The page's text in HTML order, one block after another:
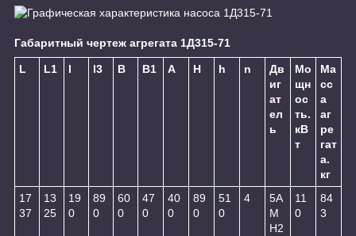
Габаритный чертеж агрегата 1Д315-71
L L1 l l3 B B1 A H h n
Дв
иг
ат
ел
ь
Мо
щн
ос
ть.
кВ
т
Ма
сс
а
аг
ре
гат
а.
кг
17
37
13
25
19
0
89
0
60
0
47
0
40
0
89
0
51
0
4
5А
М
Н2
11
0
84
3